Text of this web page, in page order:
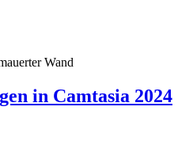
in Camtasia 2024